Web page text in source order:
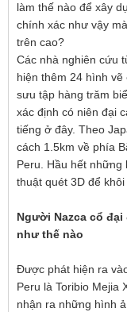
làm thế nào để xây
chính xác như vậy
trên cao?
Các nhà nghiên cứu
hiện thêm 24 hình
sưu tập hàng trăm
xác định có niên đại
tiếng ở đây. Theo
cách 1.5km về phía
Peru. Hầu hết những
thuật quét 3D để khôi
Người Nazca cổ
như thế nào
Được phát hiện ra
Peru là Toribio Mejia
nhận ra những hình